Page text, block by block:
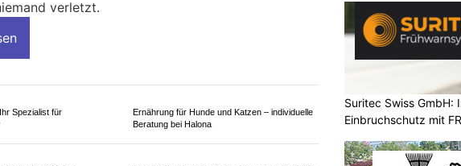
POLIZEI.NEWS REDAKTION
Suritec Swiss GmbH:
Einbruchschutz mit